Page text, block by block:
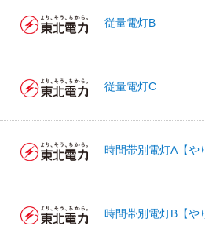
東北電力 従量電灯B
東北電力 従量電灯C
東北電力
東北電力